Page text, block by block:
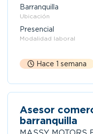
Barranquilla
Ubicación
Presencial
Modalidad laboral
Hace 1 semana
Asesor
barranquilla